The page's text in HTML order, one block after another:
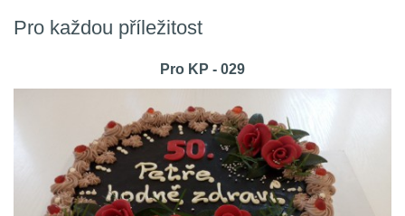
Pro každou příležitost
Pro KP - 029